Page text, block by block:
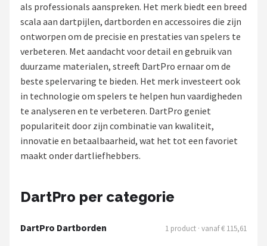
Toernooien
Spelregels
Dartshop
POPULAIRE MERKEN
Target
als professionals aanspreken. Het merk biedt een breed
scala aan dartpijlen, dartborden en accessoires die zijn
ontworpen om de precisie en prestaties van spelers te
verbeteren. Met aandacht voor detail en gebruik van
duurzame materialen, streeft DartPro ernaar om de
beste spelervaring te bieden. Het merk investeert ook
in technologie om spelers te helpen hun vaardigheden
te analyseren en te verbeteren. DartPro geniet
populariteit door zijn combinatie van kwaliteit,
innovatie en betaalbaarheid, wat het tot een favoriet
maakt onder dartliefhebbers.
DartPro per categorie
DartPro Dartborden 1 product · vanaf € 115,61